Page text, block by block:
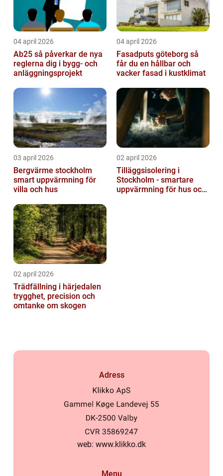
04 april 2026
Ab25 så påverkar de nya
reglerna dig i bygg- och
anläggningsprojekt
04 april 2026
Fasadputs göteborg så
får du en hållbar och
vacker fasad i kustklimat
03 april 2026
Bergvärme stockholm
smart uppvärmning för
villa och hus
02 april 2026
Tilläggsisolering i
Stockholm - smartare
uppvärmning för hus och
02 april 2026
Trädfällning i härjedalen
trygghet, precision och
omtanke om skogen
Adress
web: www.klikko.dk
Menu